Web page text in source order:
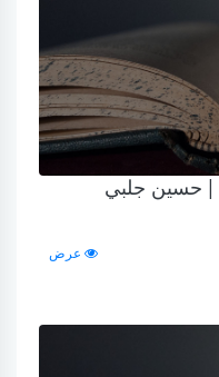
| حسين جلبي
عرض